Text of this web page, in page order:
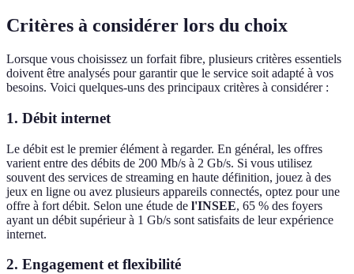
Critères à considérer lors du choix
Lorsque vous choisissez un forfait fibre, plusieurs critères essentiels
doivent être analysés pour garantir que le service soit adapté à vos
besoins. Voici quelques-uns des principaux critères à considérer :
1. Débit internet
Le débit est le premier élément à regarder. En général, les offres
varient entre des débits de 200 Mb/s à 2 Gb/s. Si vous utilisez
souvent des services de streaming en haute définition, jouez à des
jeux en ligne ou avez plusieurs appareils connectés, optez pour une
offre à fort débit. Selon une étude de l'INSEE, 65 % des foyers
ayant un débit supérieur à 1 Gb/s sont satisfaits de leur expérience
internet.
2. Engagement et flexibilité